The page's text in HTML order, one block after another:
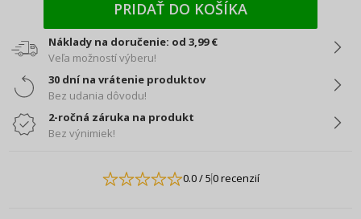
PRIDAŤ DO KOŠÍKA
Náklady na doručenie: od 3,99 €
Veľa možností výberu!
30 dní na vrátenie produktov
Bez udania dôvodu!
2-ročná záruka na produkt
Bez výnimiek!
0.0/ 50 recenzií